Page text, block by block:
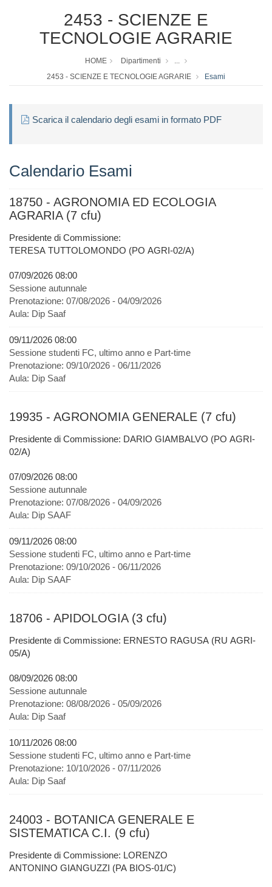
2453 - SCIENZE E
TECNOLOGIE AGRARIE
HOME Dipartimenti
...
2453 - SCIENZE E TECNOLOGIE AGRARIE
Esami
Scarica il calendario degli esami in formato PDF
Calendario Esami
18750 - AGRONOMIA ED ECOLOGIA
AGRARIA (7 cfu)
Presidente di Commissione:
TERESA TUTTOLOMONDO (PO AGRI-02/A)
07/09/2026 08:00
Sessione autunnale
Prenotazione: 07/08/2026 - 04/09/2026
Aula: Dip Saaf
09/11/2026 08:00
Sessione studenti FC, ultimo anno e Part-time
Prenotazione: 09/10/2026 - 06/11/2026
Aula: Dip Saaf
19935 - AGRONOMIA GENERALE (7 cfu)
Presidente di Commissione: DARIO GIAMBALVO (PO AGRI-
02/A)
07/09/2026 08:00
Sessione autunnale
Prenotazione: 07/08/2026 - 04/09/2026
Aula: Dip SAAF
09/11/2026 08:00
Sessione studenti FC, ultimo anno e Part-time
Prenotazione: 09/10/2026 - 06/11/2026
Aula: Dip SAAF
18706 - APIDOLOGIA (3 cfu)
Presidente di Commissione: ERNESTO RAGUSA (RU AGRI-
05/A)
08/09/2026 08:00
Sessione autunnale
Prenotazione: 08/08/2026 - 05/09/2026
Aula: Dip Saaf
10/11/2026 08:00
Sessione studenti FC, ultimo anno e Part-time
Prenotazione: 10/10/2026 - 07/11/2026
Aula: Dip Saaf
24003 - BOTANICA GENERALE E
SISTEMATICA C.I. (9 cfu)
Presidente di Commissione: LORENZO
ANTONINO GIANGUZZI (PA BIOS-01/C)